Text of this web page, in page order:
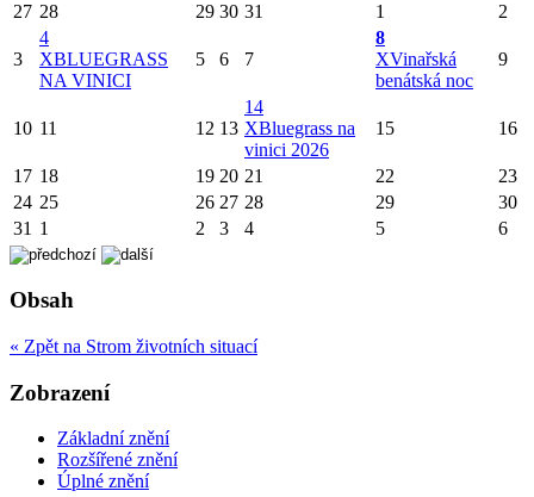
27 28 29 30 31 1 2
3
4
XBLUEGRASS
NA VINICI
5 6 7
8
XVinařská
benátská noc
9
10 11 12 13
14
XBluegrass na
vinici 2026
15 16
17 18 19 20 21 22
23
24 25 26 27 28 29
30
31 1 2 3 4 5 6
Obsah
« Zpět na Strom životních situací
Zobrazení
Základní znění
Rozšířené znění
Úplné znění